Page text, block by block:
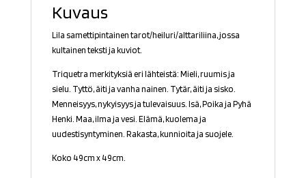
Kuvaus
Lila samettipintainen tarot/heiluri/alttariliina, jossa
kultainen teksti ja kuviot.
Triquetra merkityksiä eri lähteistä: Mieli, ruumis ja
sielu. Tyttö, äiti ja vanha nainen. Tytär, äiti ja sisko.
Menneisyys, nykyisyys ja tulevaisuus. Isä, Poika ja Pyhä
Henki. Maa, ilma ja vesi. Elämä, kuolema ja
uudestisyntyminen. Rakasta, kunnioita ja suojele.
Koko 49cm x 49cm.